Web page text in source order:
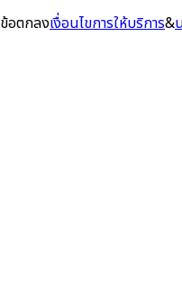
ข้อตกลงเงื่อนไขการให้บริการ&